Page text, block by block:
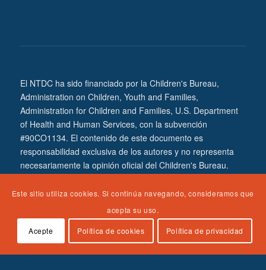
El NTDC ha sido financiado por la Children's Bureau,
Administration on Children, Youth and Families,
Administration for Children and Families, U.S. Department
of Health and Human Services, con la subvención
#90CO1134. El contenido de este documento es
responsabilidad exclusiva de los autores y no representa
necesariamente la opinión oficial del Children's Bureau.
© Copyright Spaulding For Children - NTDC Portal de Formación -Tema
Este sitio utiliza cookies. Si continúa navegando, consideramos que
acepta su uso.
Acepte Política de cookies Política de privacidad